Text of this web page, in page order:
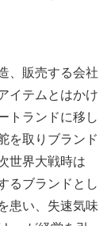
、販売する会社
イテムとはかけ
トランドに移し
を取りブランド
世界大戦時は
るブランドとし
患い、失速気味